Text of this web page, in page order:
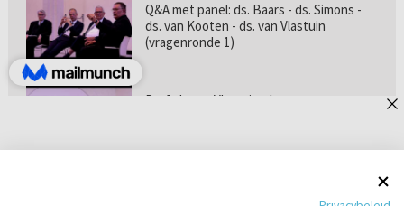
Q&A met panel: ds. Baars - ds. Simons -
ds. van Kooten - ds. van Vlastuin
(vragenronde 1)
Prof. dr. van Vlastuin - Is